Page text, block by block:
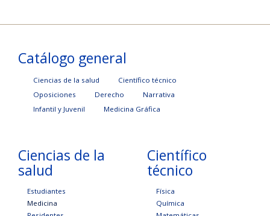
Catálogo general
Ciencias de la salud
Científico técnico
Oposiciones
Derecho
Narrativa
Infantil y Juvenil
Medicina Gráfica
Ciencias de la
salud
Estudiantes
Medicina
Científico
técnico
Física
Química